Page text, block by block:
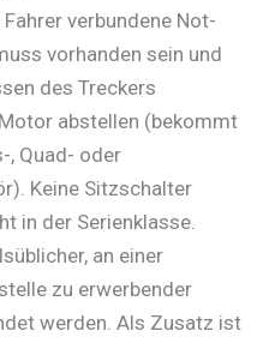
verbundene Not-
vorhanden sein und
des Treckers
abstellen (bekommt
, Quad- oder
Keine Sitzschalter
in der Serienklasse.
an einer
zu erwerbender
werden. Als Zusatz ist